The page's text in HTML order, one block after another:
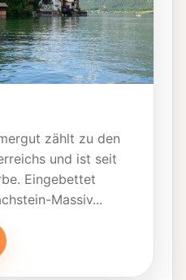
zählt zu den
und ist seit
Eingebettet
Massiv...